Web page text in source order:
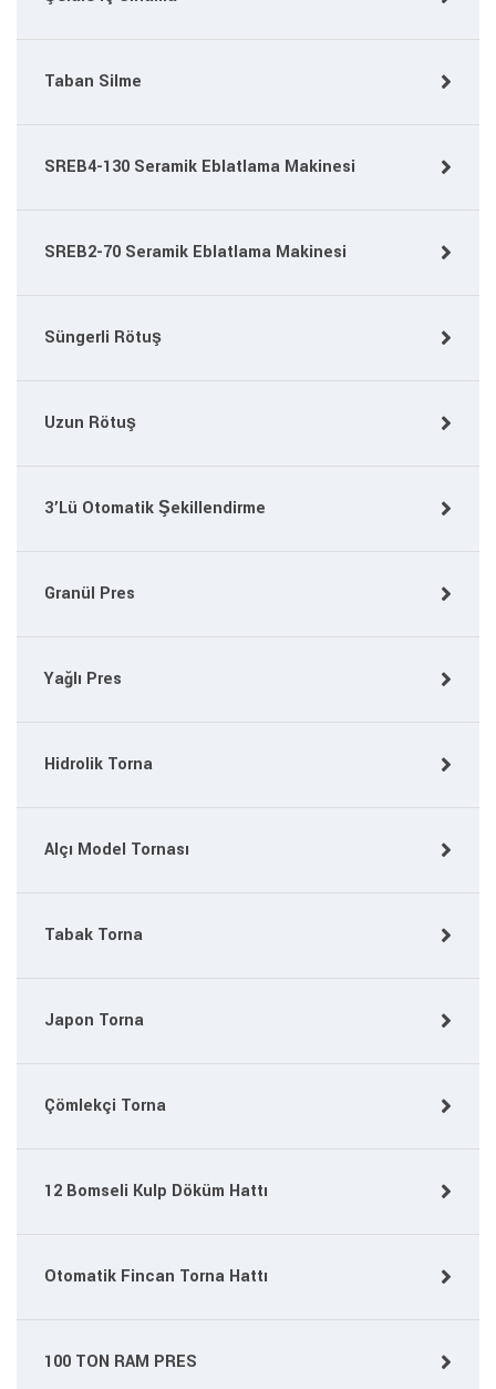
Taban Silme
SREB4-130 Seramik Eblatlama Makinesi
SREB2-70 Seramik Eblatlama Makinesi
Süngerli Rötuş
Uzun Rötuş
3’Lü Otomatik Şekillendirme
Granül Pres
Yağlı Pres
Hidrolik Torna
Alçı Model Tornası
Tabak Torna
Japon Torna
Çömlekçi Torna
12 Bomseli Kulp Döküm Hattı
Otomatik Fincan Torna Hattı
100 TON RAM PRES